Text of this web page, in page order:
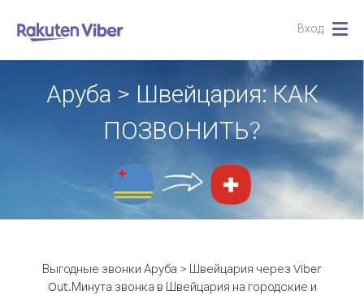
Вход
Аруба > Швейцария: КАК
ПОЗВОНИТЬ?
Выгодные звонки Аруба > Швейцария через Viber
Out.Минута звонка в Швейцария на городские и